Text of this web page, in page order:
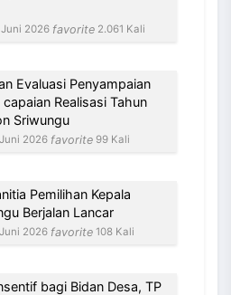
2026 favorite 2.061 Kali
Evaluasi Penyampaian
capaian Realisasi Tahun
Sriwungu
2026 favorite 99 Kali
Pemilihan Kepala
Berjalan Lancar
2026 favorite 108 Kali
bagi Bidan Desa, TP